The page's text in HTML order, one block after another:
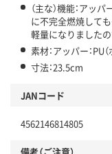
（主な）機能：アッ
に不完全燃焼して
軽量になりました
素材：アッパー：PU
寸法：23.5cm
JANコード
4562146814805
備考（ご注意）